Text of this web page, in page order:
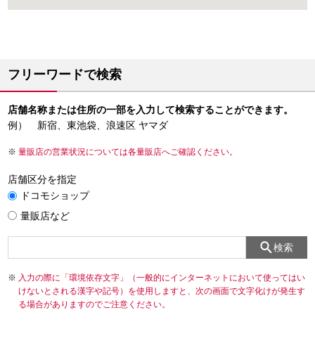
フリーワードで検索
店舗名称または住所の一部を入力して検索することができます。
例） 新宿、東池袋、浪速区 ヤマダ
量販店の営業状況については各量販店へご確認ください。
店舗区分を指定
ドコモショップ
量販店など
検索
入力の際に「環境依存文字」（一般的にインターネットにおいて使ってはい
けないとされる漢字や記号）を使用しますと、次の画面で文字化けが発生す
る場合がありますのでご注意ください。